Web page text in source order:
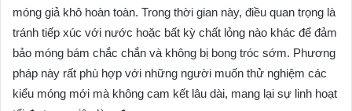
móng giả khô hoàn toàn. Trong thời gian này, điều quan trọng là
tránh tiếp xúc với nước hoặc bất kỳ chất lỏng nào khác để đảm
bảo móng bám chắc chắn và không bị bong tróc sớm. Phương
pháp này rất phù hợp với những người muốn thử nghiệm các
kiểu móng mới mà không cam kết lâu dài, mang lại sự linh hoạt